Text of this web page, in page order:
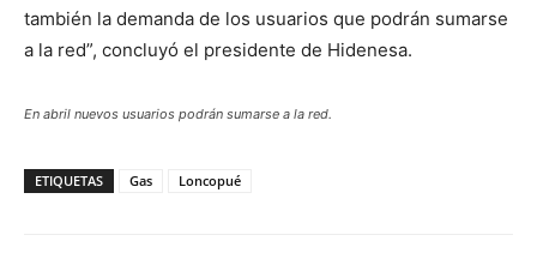
también la demanda de los usuarios que podrán sumarse
a la red”, concluyó el presidente de Hidenesa.
En abril nuevos usuarios podrán sumarse a la red.
ETIQUETAS Gas Loncopué